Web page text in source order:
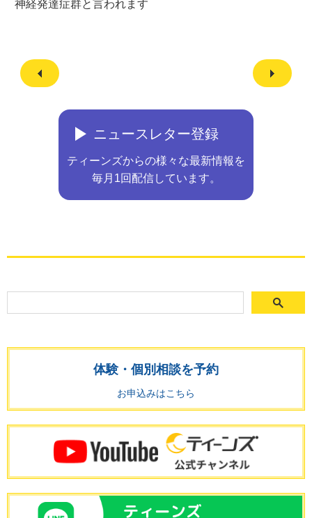
神経発達症群と言われます
ニュースレター登録
ティーンズからの様々な最新情報を
毎月1回配信しています。
体験・個別相談を予約
お申込みはこちら